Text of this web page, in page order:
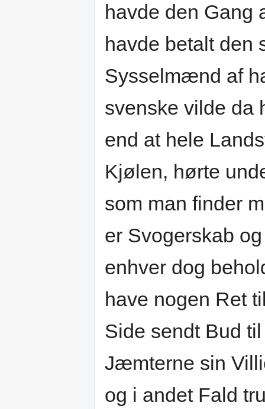
havde den Gang
havde betalt den
Sysselmænd af
svenske vilde da
end at hele
Kjølen, hørte
som man finder
er Svogerskab
enhver dog
have nogen Ret
Side sendt Bud
Jæmterne sin
og i andet Fald